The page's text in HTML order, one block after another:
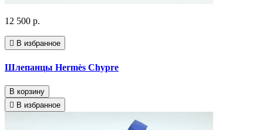
12 500 р.
В избранное
Шлепанцы Hermès Chypre
В корзину
В избранное